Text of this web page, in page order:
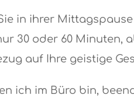
in ihrer
30 oder 60 Minuten,
auf Ihre geistige
ich im Büro bin,